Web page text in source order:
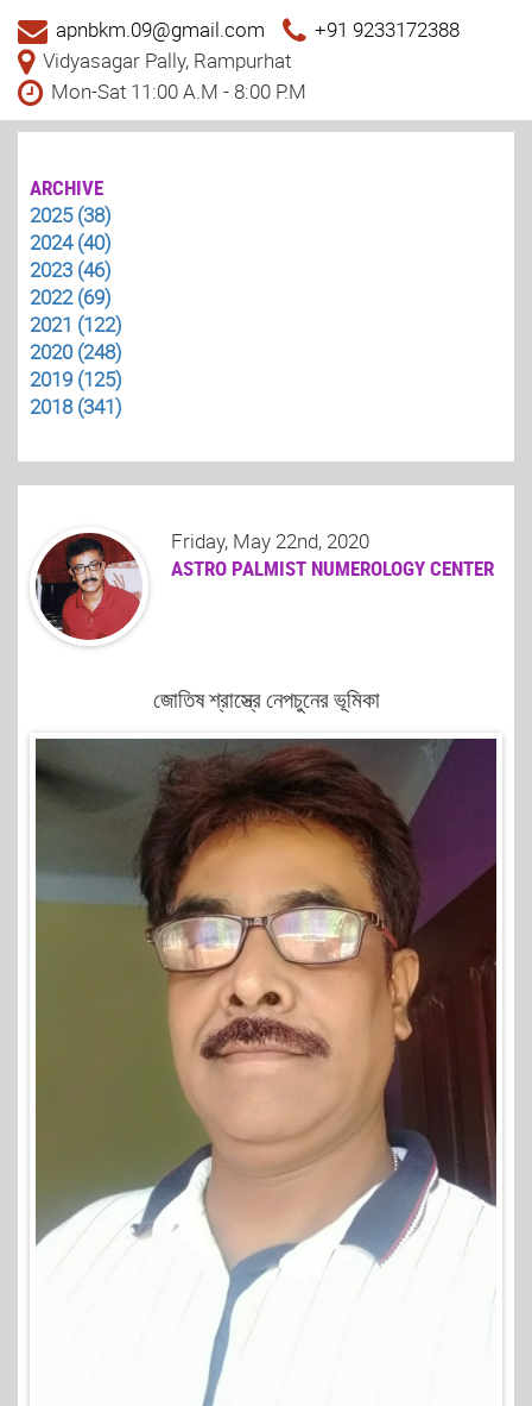
apnbkm.09@gmail.com
+91 9233172388
Vidyasagar Pally, Rampurhat
Mon-Sat 11:00 A.M - 8:00 P.M
ARCHIVE
2025 (38)
2024 (40)
2023 (46)
2022 (69)
2021 (122)
2020 (248)
2019 (125)
2018 (341)
Friday, May 22nd, 2020
ASTRO PALMIST NUMEROLOGY CENTER
জোতিষ শ্রাস্ত্রে নেপচুনের ভূমিকা